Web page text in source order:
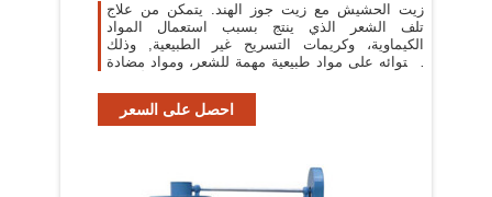
زيت الحشيش مع زيت جوز الهند. يتمكن من علاج
تلف الشعر الذي ينتج بسبب استعمال المواد
الكيماوية، وكريمات التسريح غير الطبيعية, وذلك
لاحتوائه على مواد طبيعية مهمة للشعر، ومواد مضادة
احصل على السعر